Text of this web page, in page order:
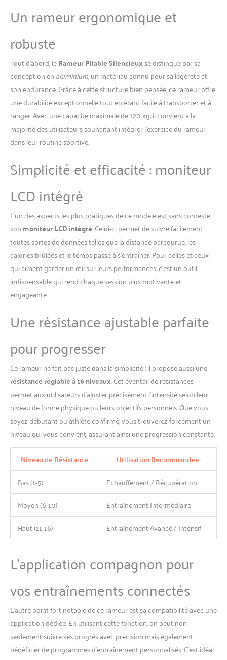
domicile. Avec DMASUN,
vous bénéficiez de la
votre maison en un véritable
espace de sport.
✅【CONNECTIVITÉ APP
POUR UNE EXPÉRIENCE
IMMERSIVE】Ce rameur est
équipé de la fonctionnalité
de connexion à des
que Kinomap et EXR. Vous
pourrez ainsi profiter de
réel, participez à des défis
virtuels et ajustez l’intensité
de vos séances selon vos
besoins. La connectivité
rend chaque entraînement
plus motivant et vous aide à
atteindre vos objectifs tout
MAGNÉTIQUE À 16 NIVEAUX
POUR TOUTES LES
INTENSITÉS】Grâce à ses 16
magnétique, le rameur
musculation DMASUN vous
offre une grande flexibilité
d'entraînement. Ajustez
facilement l’intensité de vos
séances pour un travail
musculaire complet ou des
exercices cardio, que vous
soyez débutant ou sportif
expérimenté. Le système
magnétique assure une
transition fluide entre les
niveaux, garantissant un
mouvement doux et
silencieux. ✅【UN DESIGN
ERGONOMIQUE POUR UN
CONFORT MAXIMAL】Pensé
DMASUN est doté d’un siège
ainsi que de larges pédales
maintien parfait. L’écran LCD
clair vous permet de suivre
en direct vos performances
(temps, distance, calories
brûlées, etc.). Tout est conçu
Un rameur ergonomique et
robuste
Tout d’abord, leRameur Pliable Silencieuxse distingue par sa
conception en aluminium, un matériau connu pour sa légèreté et
son endurance. Grâce à cette structure bien pensée, ce rameur offre
une durabilité exceptionnelle tout en étant facile à transporter et à
ranger. Avec une capacité maximale de 120 kg, il convient à la
majorité des utilisateurs souhaitant intégrer l’exercice du rameur
dans leur routine sportive.
Simplicité et efficacité : moniteur
LCD intégré
L’un des aspects les plus pratiques de ce modèle est sans conteste
son moniteur LCD intégré. Celui-ci permet de suivre facilement
toutes sortes de données telles que la distance parcourue, les
calories brûlées et le temps passé à s’entraîner. Pour celles et ceux
qui aiment garder un œil sur leurs performances, c’est un outil
indispensable qui rend chaque session plus motivante et
engageante.
Une résistance ajustable parfaite
pour progresser
Ce rameur ne fait pas juste dans la simplicité ; il propose aussi une
résistance réglable à 16 niveaux. Cet éventail de résistances
permet aux utilisateurs d’ajuster précisément l’intensité selon leur
niveau de forme physique ou leurs objectifs personnels. Que vous
soyez débutant ou athlète confirmé, vous trouverez forcément un
niveau qui vous convient, assurant ainsi une progression constante.
Niveau de Résistance Utilisation Recommandée
Bas (1-5)
Echauffement / Récupération
Moyen (6-10)
Entraînement Intermédiaire
Haut (11-16)
Entraînement Avancé / Intensif
L’application compagnon pour
vos entraînements connectés
L’autre point fort notable de ce rameur est sa compatibilité avec une
application dédiée. En utilisant cette fonction, on peut non
seulement suivre ses progrès avec précision mais également
bénéficier de programmes d’entraînement personnalisés. C’est idéal